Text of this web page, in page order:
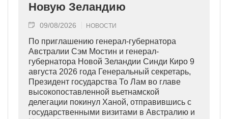
Новую Зеландию
09/08/2026 НОВОСТИ
По приглашению генерал-губернатора
Австралии Сэм Мостин и генерал-
губернатора Новой Зеландии Синди Киро 9
августа 2026 года Генеральный секретарь,
Президент государства То Лам во главе
высокопоставленной вьетнамской
делегации покинул Ханой, отправившись с
государственными визитами в Австралию и